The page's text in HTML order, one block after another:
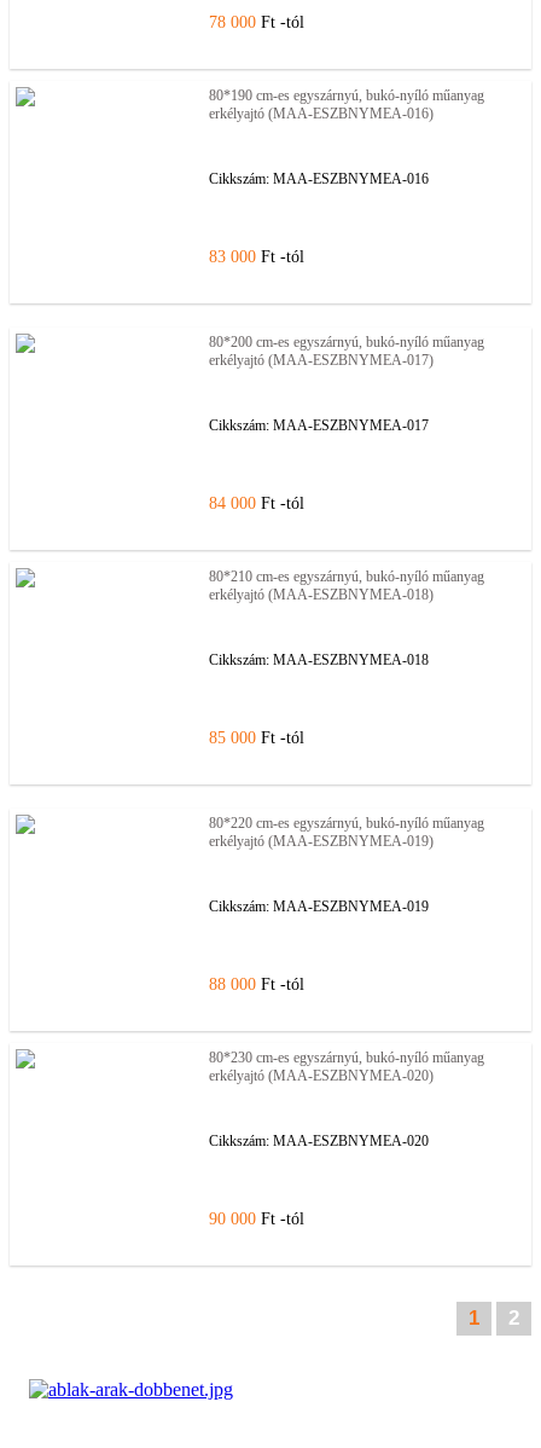
78 000 Ft -tól
80*190 cm-es egyszárnyú, bukó-nyíló műanyag
erkélyajtó (MAA-ESZBNYMEA-016)
Cikkszám: MAA-ESZBNYMEA-016
83 000 Ft -tól
80*200 cm-es egyszárnyú, bukó-nyíló műanyag
erkélyajtó (MAA-ESZBNYMEA-017)
Cikkszám: MAA-ESZBNYMEA-017
84 000 Ft -tól
80*210 cm-es egyszárnyú, bukó-nyíló műanyag
erkélyajtó (MAA-ESZBNYMEA-018)
Cikkszám: MAA-ESZBNYMEA-018
85 000 Ft -tól
80*220 cm-es egyszárnyú, bukó-nyíló műanyag
erkélyajtó (MAA-ESZBNYMEA-019)
Cikkszám: MAA-ESZBNYMEA-019
88 000 Ft -tól
80*230 cm-es egyszárnyú, bukó-nyíló műanyag
erkélyajtó (MAA-ESZBNYMEA-020)
Cikkszám: MAA-ESZBNYMEA-020
90 000 Ft -tól
1 2